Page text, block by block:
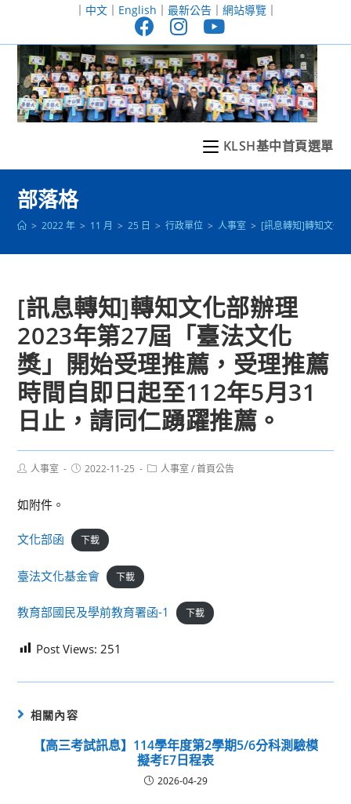
至
｜ 中文｜ English ｜ 最新公告｜ 網站導覽｜
KLSH基中首頁選單
部落格
> 2022 年 > 11 月 > 25 日 > 行政單位 > 人事室 > [訊息轉知]轉知文化
[訊息轉知]轉知文化部辦理
2023年第27屆「臺法文化
獎」開始受理推薦，受理推薦
時間自即日起至112年5月31
日止，請同仁踴躍推薦。
Post人事室
Post2022-11-25
Post人事室 / 首頁公告
如附件。
文化部函 下載
臺法文化基金會 下載
教育部國民及學前教育署函-1 下載
Post Views: 251
相關內容
【高三考試訊息】114學年度第2學期5/6分科測驗模
擬考E7日程表
2026-04-29